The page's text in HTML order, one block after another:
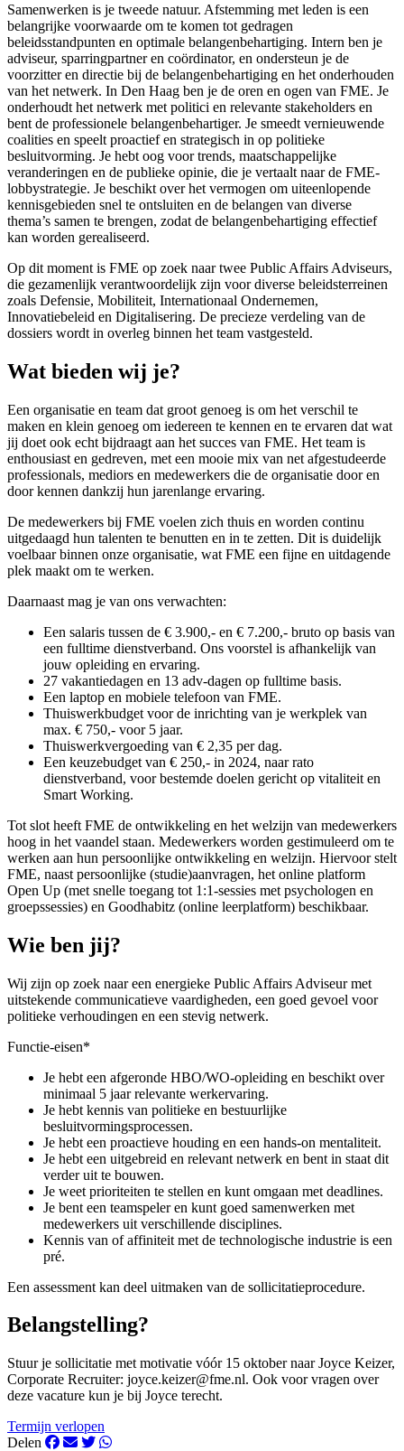
Samenwerken is je tweede natuur. Afstemming met leden is een
belangrijke voorwaarde om te komen tot gedragen
beleidsstandpunten en optimale belangenbehartiging. Intern ben je
adviseur, sparringpartner en coördinator, en ondersteun je de
voorzitter en directie bij de belangenbehartiging en het onderhouden
van het netwerk. In Den Haag ben je de oren en ogen van FME. Je
onderhoudt het netwerk met politici en relevante stakeholders en
bent de professionele belangenbehartiger. Je smeedt vernieuwende
coalities en speelt proactief en strategisch in op politieke
besluitvorming. Je hebt oog voor trends, maatschappelijke
veranderingen en de publieke opinie, die je vertaalt naar de FME-
lobbystrategie. Je beschikt over het vermogen om uiteenlopende
kennisgebieden snel te ontsluiten en de belangen van diverse
thema’s samen te brengen, zodat de belangenbehartiging effectief
kan worden gerealiseerd.
Op dit moment is FME op zoek naar twee Public Affairs Adviseurs,
die gezamenlijk verantwoordelijk zijn voor diverse beleidsterreinen
zoals Defensie, Mobiliteit, Internationaal Ondernemen,
Innovatiebeleid en Digitalisering. De precieze verdeling van de
dossiers wordt in overleg binnen het team vastgesteld.
Wat bieden wij je?
Een organisatie en team dat groot genoeg is om het verschil te
maken en klein genoeg om iedereen te kennen en te ervaren dat wat
jij doet ook echt bijdraagt aan het succes van FME. Het team is
enthousiast en gedreven, met een mooie mix van net afgestudeerde
professionals, mediors en medewerkers die de organisatie door en
door kennen dankzij hun jarenlange ervaring.
De medewerkers bij FME voelen zich thuis en worden continu
uitgedaagd hun talenten te benutten en in te zetten. Dit is duidelijk
voelbaar binnen onze organisatie, wat FME een fijne en uitdagende
plek maakt om te werken.
Daarnaast mag je van ons verwachten:
Een salaris tussen de € 3.900,- en € 7.200,- bruto op basis van
een fulltime dienstverband. Ons voorstel is afhankelijk van
jouw opleiding en ervaring.
27 vakantiedagen en 13 adv-dagen op fulltime basis.
Een laptop en mobiele telefoon van FME.
Thuiswerkbudget voor de inrichting van je werkplek van
max. € 750,- voor 5 jaar.
Thuiswerkvergoeding van € 2,35 per dag.
Een keuzebudget van € 250,- in 2024, naar rato
dienstverband, voor bestemde doelen gericht op vitaliteit en
Smart Working.
Tot slot heeft FME de ontwikkeling en het welzijn van medewerkers
hoog in het vaandel staan. Medewerkers worden gestimuleerd om te
werken aan hun persoonlijke ontwikkeling en welzijn. Hiervoor stelt
FME, naast persoonlijke (studie)aanvragen, het online platform
Open Up (met snelle toegang tot 1:1-sessies met psychologen en
groepssessies) en Goodhabitz (online leerplatform) beschikbaar.
Wie ben jij?
Wij zijn op zoek naar een energieke Public Affairs Adviseur met
uitstekende communicatieve vaardigheden, een goed gevoel voor
politieke verhoudingen en een stevig netwerk.
Functie-eisen*
Je hebt een afgeronde HBO/WO-opleiding en beschikt over
minimaal 5 jaar relevante werkervaring.
Je hebt kennis van politieke en bestuurlijke
besluitvormingsprocessen.
Je hebt een proactieve houding en een hands-on mentaliteit.
Je hebt een uitgebreid en relevant netwerk en bent in staat dit
verder uit te bouwen.
Je weet prioriteiten te stellen en kunt omgaan met deadlines.
Je bent een teamspeler en kunt goed samenwerken met
medewerkers uit verschillende disciplines.
Kennis van of affiniteit met de technologische industrie is een
pré.
Een assessment kan deel uitmaken van de sollicitatieprocedure.
Belangstelling?
Stuur je sollicitatie met motivatie vóór 15 oktober naar Joyce Keizer,
Corporate Recruiter: joyce.keizer@fme.nl. Ook voor vragen over
deze vacature kun je bij Joyce terecht.
Termijn verlopen
Delen